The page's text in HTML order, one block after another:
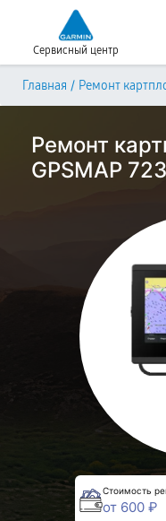
Сервисный центр
Главная / Ремонт
Ремонт
GPSMAP
Стоимость
от 600 ₽